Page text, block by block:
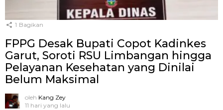
1 Bagikan
FPPG Desak Bupati Copot Kadinkes
Garut, Soroti RSU Limbangan hingga
Pelayanan Kesehatan yang Dinilai
Belum Maksimal
oleh Kang Zey
11 hari yang lalu